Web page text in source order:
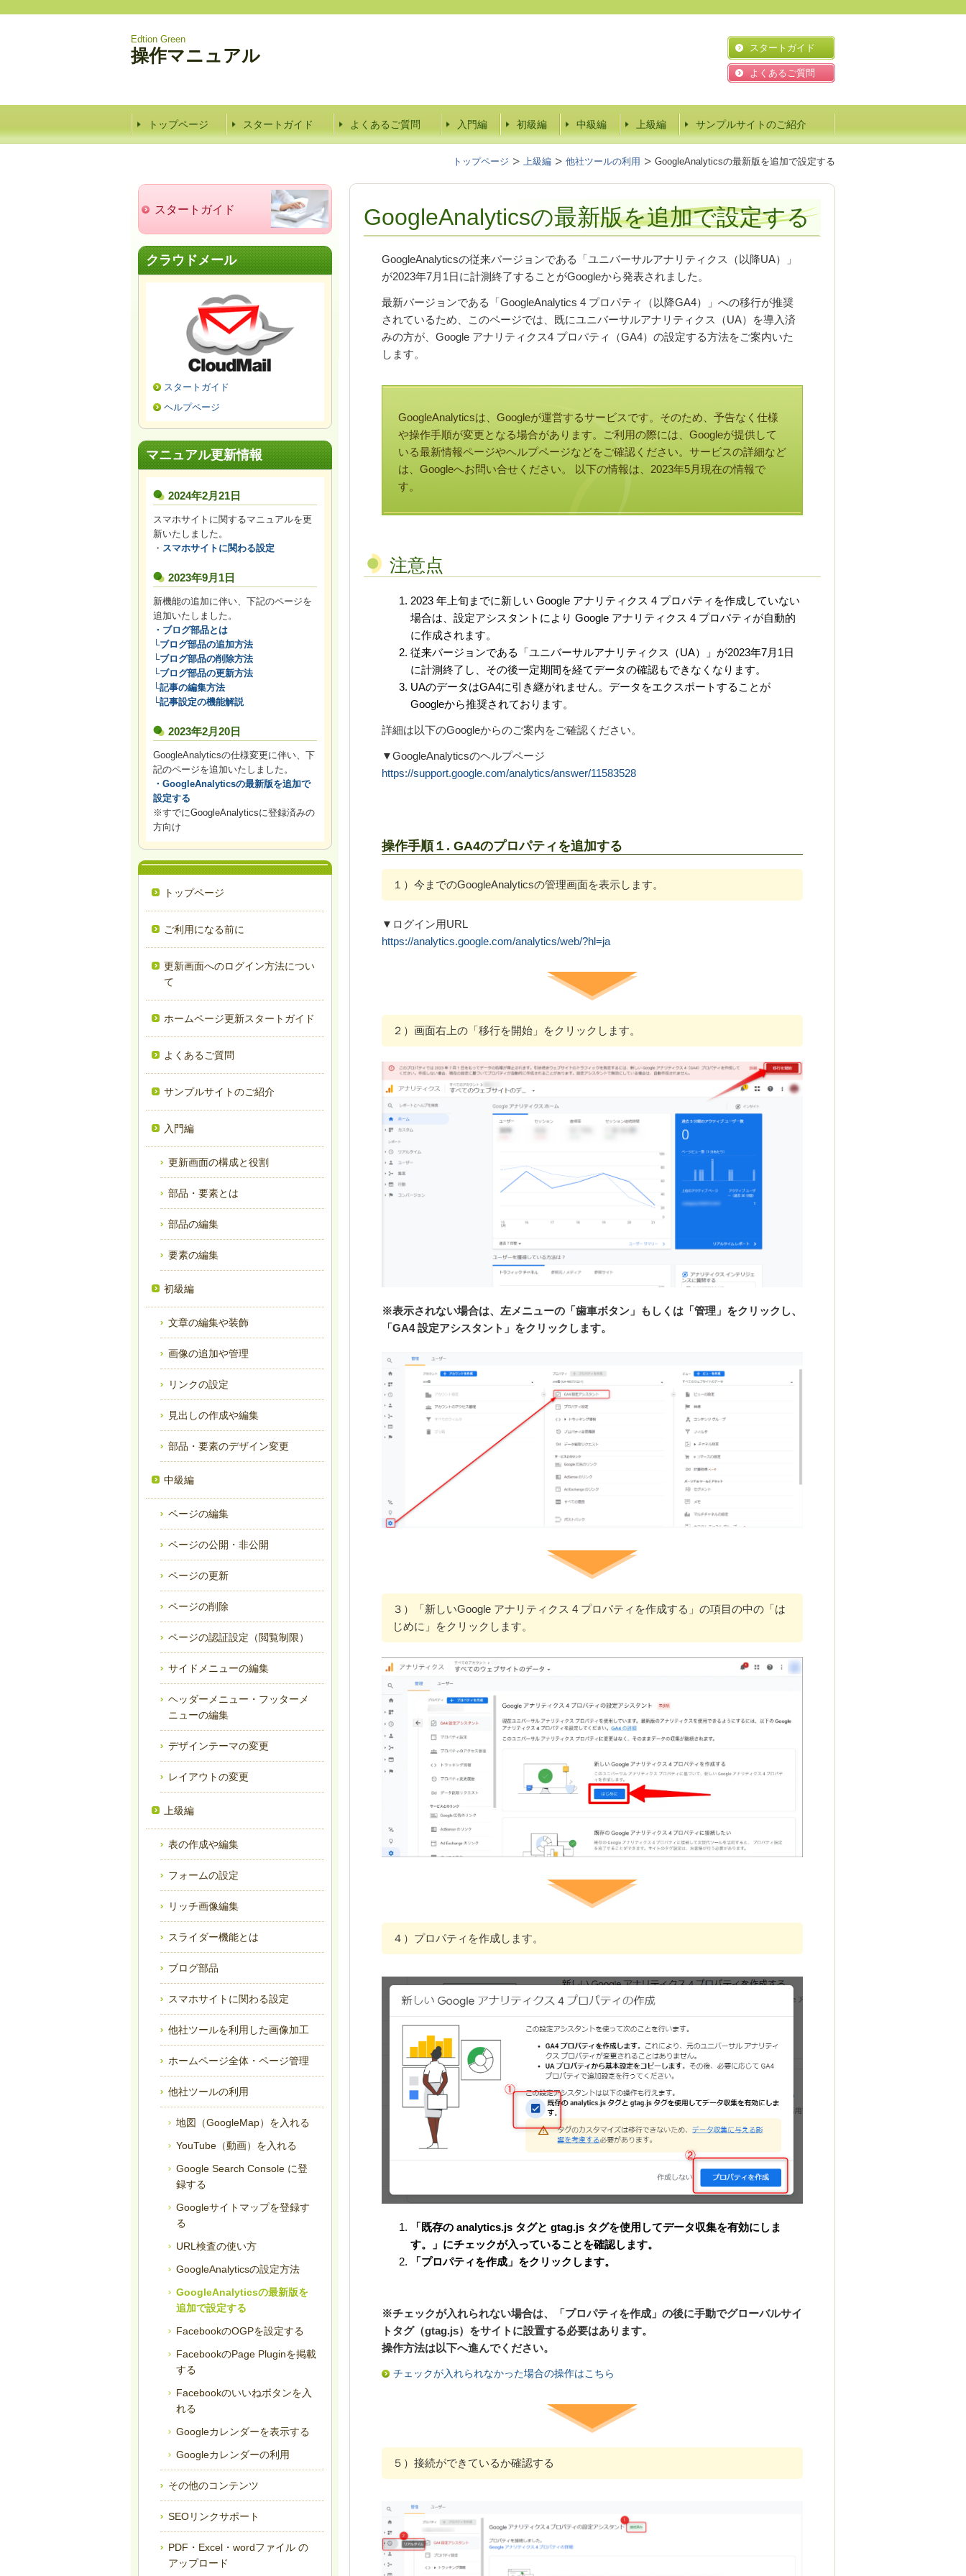
Edtion Green
操作マニュアル スタートガイド
よくあるご質問
トップページ スタートガイド よくあるご質問 入門編 初級編 中級編 上級編 サンプルサイトのご紹介
トップページ 上級編 他社ツールの利用 GoogleAnalyticsの最新版を追加で設定する
GoogleAnalyticsの最新版を追加で設定する
GoogleAnalyticsの従来バージョンである「ユニバーサルアナリティクス（以降UA）」
が2023年7月1日に計測終了することがGoogleから発表されました。
最新バージョンである「GoogleAnalytics 4 プロパティ（以降GA4）」への移行が推奨
されているため、このページでは、既にユニバーサルアナリティクス（UA）を導入済
みの方が、Google アナリティクス4 プロパティ（GA4）の設定する方法をご案内いた
します。
GoogleAnalyticsは、Googleが運営するサービスです。そのため、予告なく仕様
や操作手順が変更となる場合があります。ご利用の際には、Googleが提供して
いる最新情報ページやヘルプページなどをご確認ください。サービスの詳細など
は、Googleへお問い合せください。 以下の情報は、2023年5月現在の情報で
す。
注意点
2023 年上旬までに新しい Google アナリティクス 4 プロパティを作成していない
場合は、設定アシスタントにより Google アナリティクス 4 プロパティが自動的
に作成されます。
従来バージョンである「ユニバーサルアナリティクス（UA）」が2023年7月1日
に計測終了し、その後一定期間を経てデータの確認もできなくなります。
UAのデータはGA4に引き継がれません。データをエクスポートすることが
Googleから推奨されております。
詳細は以下のGoogleからのご案内をご確認ください。
▼GoogleAnalyticsのヘルプページ
https://support.google.com/analytics/answer/11583528
操作手順１. GA4のプロパティを追加する
１）今までのGoogleAnalyticsの管理画面を表示します。
▼ログイン用URL
https://analytics.google.com/analytics/web/?hl=ja
２）画面右上の「移行を開始」をクリックします。
※表示されない場合は、左メニューの「歯車ボタン」もしくは「管理」をクリックし、
「GA4 設定アシスタント」をクリックします。
３）「新しいGoogle アナリティクス 4 プロパティを作成する」の項目の中の「は
じめに」をクリックします。
４）プロパティを作成します。
「既存の analytics.js タグと gtag.js タグを使用してデータ収集を有効にしま
す。
」にチェックが入っていることを確認します。
「プロパティを作成」をクリックします。
※チェックが入れられない場合は、「プロパティを作成」の後に手動でグローバルサイ
トタグ（gtag.js）をサイトに設置する必要はあります。
操作方法は以下へ進んでください。
チェックが入れられなかった場合の操作はこちら
５）接続ができているか確認する
スタートガイド
クラウドメール
スタートガイド
ヘルプページ
マニュアル更新情報
2024年2月21日
スマホサイトに関するマニュアルを更
新いたしました。
・ スマホサイトに関わる設定
2023年9月1日
新機能の追加に伴い、下記のページを
追加いたしました。
・ ブログ部品とは
└ブログ部品の追加方法
└ブログ部品の削除方法
└ブログ部品の更新方法
└記事の編集方法
└記事設定の機能解説
2023年2月20日
GoogleAnalyticsの仕様変更に伴い、下
記のページを追加いたしました。
・GoogleAnalyticsの最新版を追加で
設定する
※すでにGoogleAnalyticsに登録済みの
方向け
トップページ
ご利用になる前に
更新画面へのログイン方法につい
て
ホームページ更新スタートガイド
よくあるご質問
サンプルサイトのご紹介
入門編
更新画面の構成と役割
部品・要素とは
部品の編集
要素の編集
初級編
文章の編集や装飾
画像の追加や管理
リンクの設定
見出しの作成や編集
部品・要素のデザイン変更
中級編
ページの編集
ページの公開・非公開
ページの更新
ページの削除
ページの認証設定（閲覧制限）
サイドメニューの編集
ヘッダーメニュー・フッターメ
ニューの編集
デザインテーマの変更
レイアウトの変更
上級編
表の作成や編集
フォームの設定
リッチ画像編集
スライダー機能とは
ブログ部品
スマホサイトに関わる設定
他社ツールを利用した画像加工
ホームページ全体・ページ管理
他社ツールの利用
地図（GoogleMap）を入れる
YouTube（動画）を入れる
Google Search Console に登
録する
Googleサイトマップを登録す
る
URL検査の使い方
GoogleAnalyticsの設定方法
GoogleAnalyticsの最新版を
追加で設定する
FacebookのOGPを設定する
FacebookのPage Pluginを掲載
する
Facebookのいいねボタンを入
れる
Googleカレンダーを表示する
Googleカレンダーの利用
その他のコンテンツ
SEOリンクサポート
PDF・Excel・wordファイル の
アップロード